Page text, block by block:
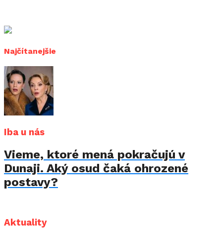
Najčítanejšie
Iba u nás
Vieme, ktoré mená pokračujú v
Dunaji. Aký osud čaká ohrozené
postavy?
Aktuality